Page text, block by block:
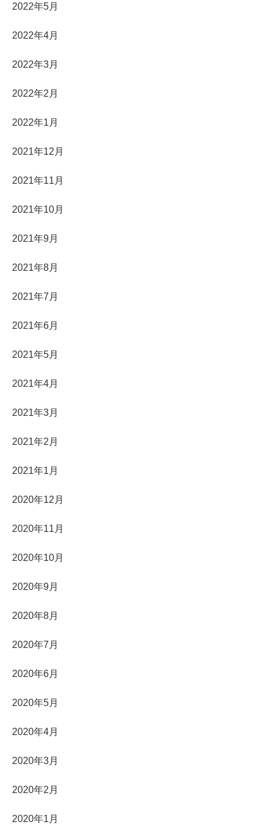
2022年5月
2022年4月
2022年3月
2022年2月
2022年1月
2021年12月
2021年11月
2021年10月
2021年9月
2021年8月
2021年7月
2021年6月
2021年5月
2021年4月
2021年3月
2021年2月
2021年1月
2020年12月
2020年11月
2020年10月
2020年9月
2020年8月
2020年7月
2020年6月
2020年5月
2020年4月
2020年3月
2020年2月
2020年1月